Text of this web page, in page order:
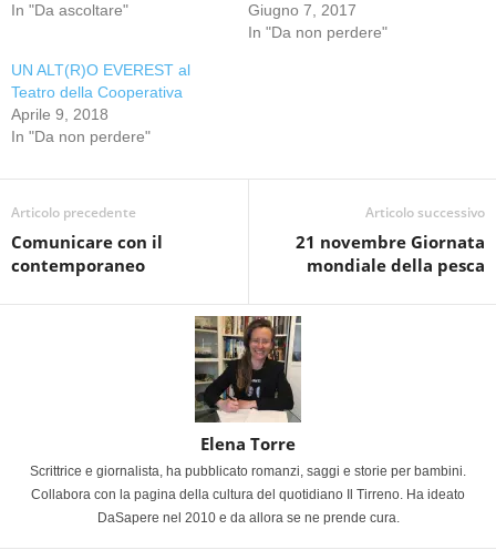
In "Da ascoltare"
Giugno 7, 2017
In "Da non perdere"
UN ALT(R)O EVEREST al
Teatro della Cooperativa
Aprile 9, 2018
In "Da non perdere"
Articolo precedente
Comunicare con il
contemporaneo
Articolo successivo
21 novembre Giornata
mondiale della pesca
Elena Torre
Scrittrice e giornalista, ha pubblicato romanzi, saggi e storie per bambini.
Collabora con la pagina della cultura del quotidiano Il Tirreno. Ha ideato
DaSapere nel 2010 e da allora se ne prende cura.